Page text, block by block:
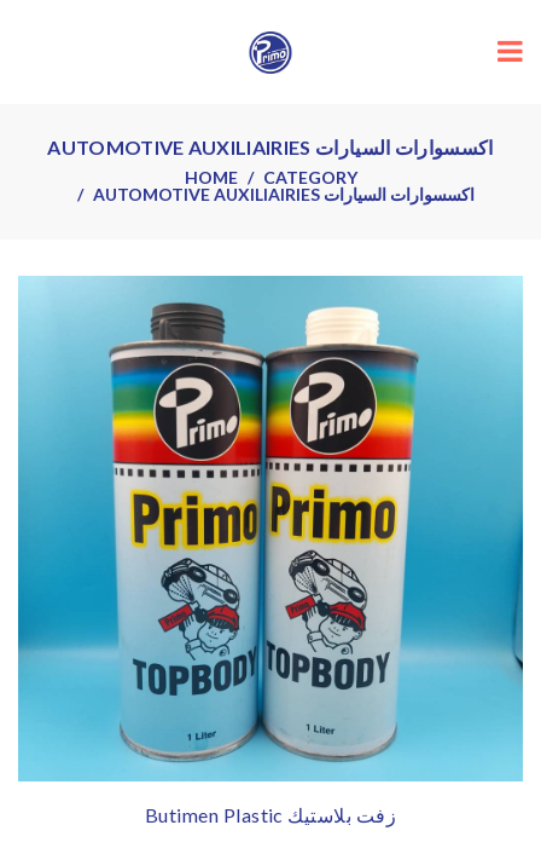
AUTOMOTIVE AUXILIAIRIES اكسسوارات السيارات
HOME
CATEGORY
AUTOMOTIVE AUXILIAIRIES اكسسوارات السيارات
Butimen Plastic زفت بلاستيك